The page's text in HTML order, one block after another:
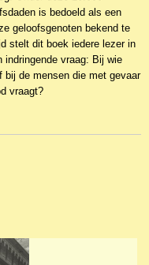
is bedoeld als een
geloofsgenoten bekend te
stelt dit boek iedere lezer in
vraag: Bij wie
bij de mensen die met gevaar
vraagt?